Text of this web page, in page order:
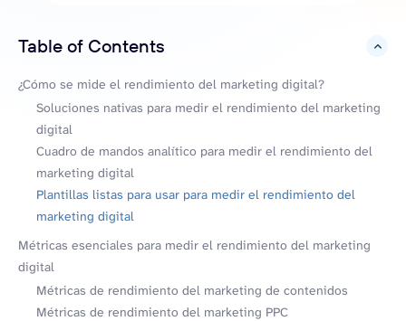
Table of Contents
hide
¿Cómo se mide el rendimiento del marketing digital?
Soluciones nativas para medir el rendimiento del marketing
digital
Cuadro de mandos analítico para medir el rendimiento del
marketing digital
Plantillas listas para usar para medir el rendimiento del
marketing digital
Métricas esenciales para medir el rendimiento del marketing
digital
Métricas de rendimiento del marketing de contenidos
Métricas de rendimiento del marketing PPC